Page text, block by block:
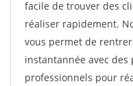
facile de trouver des
réaliser rapidement.
vous permet de
instantannée avec
professionnels pour